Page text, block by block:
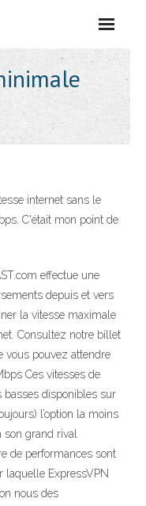
internet sans le
C'était mon point de
effectue une
depuis et vers
la vitesse maximale
Consultez notre billet
vous pouvez attendre
Ces vitesses de
disponibles sur
l’option la moins
son grand rival
de performances sont
laquelle ExpressVPN
nous des